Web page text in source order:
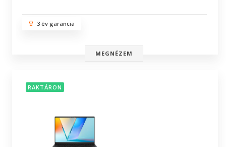
3 év garancia
MEGNÉZEM
RAKTÁRON